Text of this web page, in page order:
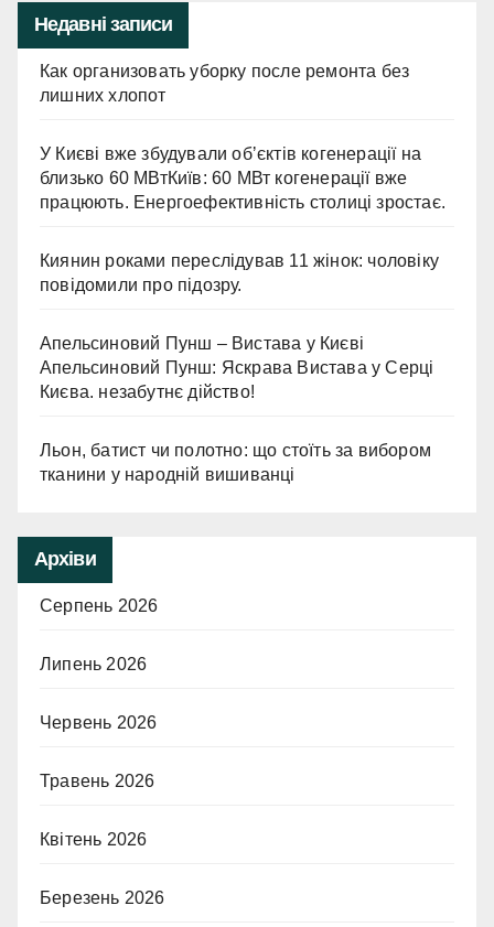
Недавні записи
Как организовать уборку после ремонта без
лишних хлопот
У Києві вже збудували обʼєктів когенерації на
близько 60 МВтКиїв: 60 МВт когенерації вже
працюють. Енергоефективність столиці зростає.
Киянин роками переслідував 11 жінок: чоловіку
повідомили про підозру.
Апельсиновий Пунш – Вистава у Києві
Апельсиновий Пунш: Яскрава Вистава у Серці
Києва. незабутнє дійство!
Льон, батист чи полотно: що стоїть за вибором
тканини у народній вишиванці
Архіви
Серпень 2026
Липень 2026
Червень 2026
Травень 2026
Квітень 2026
Березень 2026